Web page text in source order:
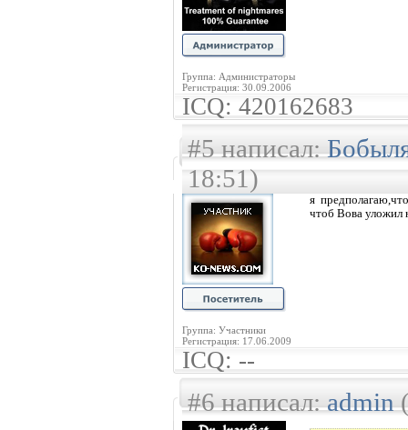
Группа: Администраторы
Регистрация: 30.09.2006
ICQ: 420162683
#5 написал:
18:51)
Группа: Участники
Регистрация: 17.06.2009
я
чтоб Вова уложил
ICQ: --
#6 написал:admin